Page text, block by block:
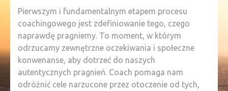
Pierwszym i fundamentalnym etapem procesu
coachingowego jest zdefiniowanie tego, czego
naprawdę pragniemy. To moment, w którym
odrzucamy zewnętrzne oczekiwania i społeczne
konwenanse, aby dotrzeć do naszych
autentycznych pragnień. Coach pomaga nam
odróżnić cele narzucone przez otoczenie od tych,